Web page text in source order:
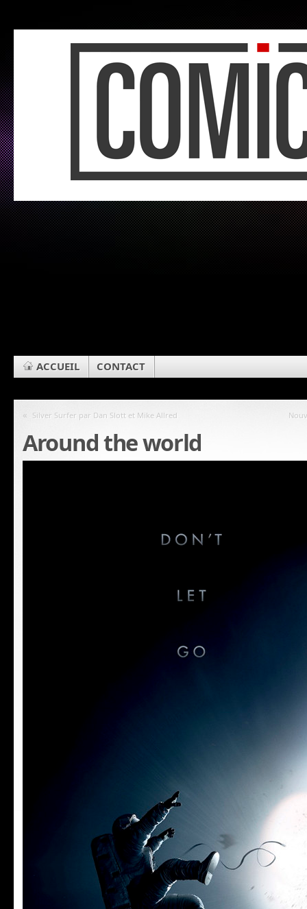
ACCUEIL CONTACT
« Silver Surfer par Dan Slott et Mike Allred
Around the world